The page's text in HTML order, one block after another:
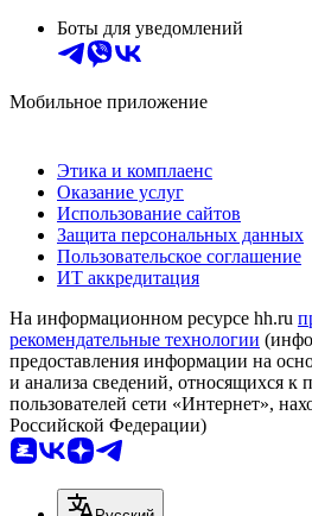
Боты для уведомлений
Мобильное приложение
Этика и комплаенс
Оказание услуг
Использование сайтов
Защита персональных данных
Пользовательское соглашение
ИТ аккредитация
На информационном ресурсе hh.ru
рекомендательные технологии
предоставления информации на
и анализа сведений, относящихся к
пользователей сети «Интернет»,
Российской Федерации)